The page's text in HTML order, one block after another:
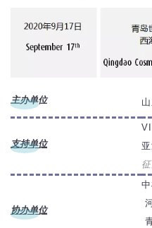
主办单位
支持单位
征
协办单位